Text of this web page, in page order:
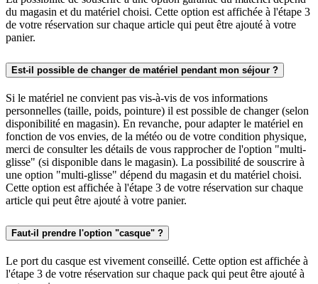
du magasin et du matériel choisi. Cette option est affichée à l'étape 3
de votre réservation sur chaque article qui peut être ajouté à votre
panier.
Est-il possible de changer de matériel pendant mon séjour ?
Si le matériel ne convient pas vis-à-vis de vos informations
personnelles (taille, poids, pointure) il est possible de changer (selon
disponibilité en magasin). En revanche, pour adapter le matériel en
fonction de vos envies, de la météo ou de votre condition physique,
merci de consulter les détails de vous rapprocher de l'option "multi-
glisse" (si disponible dans le magasin). La possibilité de souscrire à
une option "multi-glisse" dépend du magasin et du matériel choisi.
Cette option est affichée à l'étape 3 de votre réservation sur chaque
article qui peut être ajouté à votre panier.
Faut-il prendre l'option "casque" ?
Le port du casque est vivement conseillé. Cette option est affichée à
l'étape 3 de votre réservation sur chaque pack qui peut être ajouté à